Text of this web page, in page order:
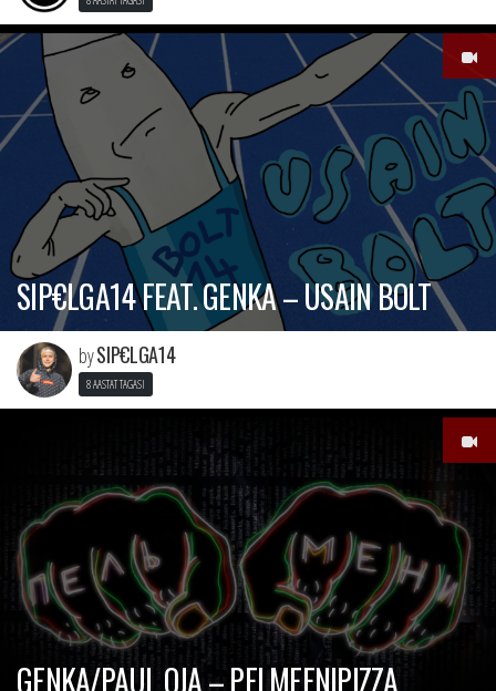
SIP€LGA14 FEAT. GENKA – USAIN BOLT
bySIP€LGA14
8 AASTAT TAGASI
GENKA/PAUL OJA – PELMEENIPIZZA